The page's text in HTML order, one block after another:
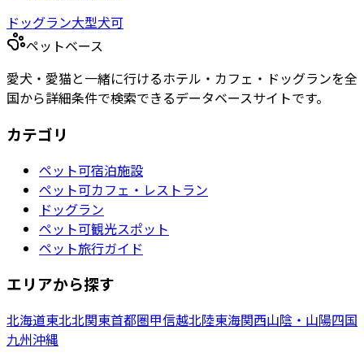
ドッグラン大型犬可
ペットベース
愛犬・愛猫と一緒に行けるホテル・カフェ・ドッグランを全
国から詳細条件で検索できるデータベースサイトです。
カテゴリ
ペット可宿泊施設
ペット可カフェ・レストラン
ドッグラン
ペット可観光スポット
ペット旅行ガイド
エリアから探す
北海道東北北関東首都圏甲信越北陸東海関西山陰・山陽四国
九州沖縄